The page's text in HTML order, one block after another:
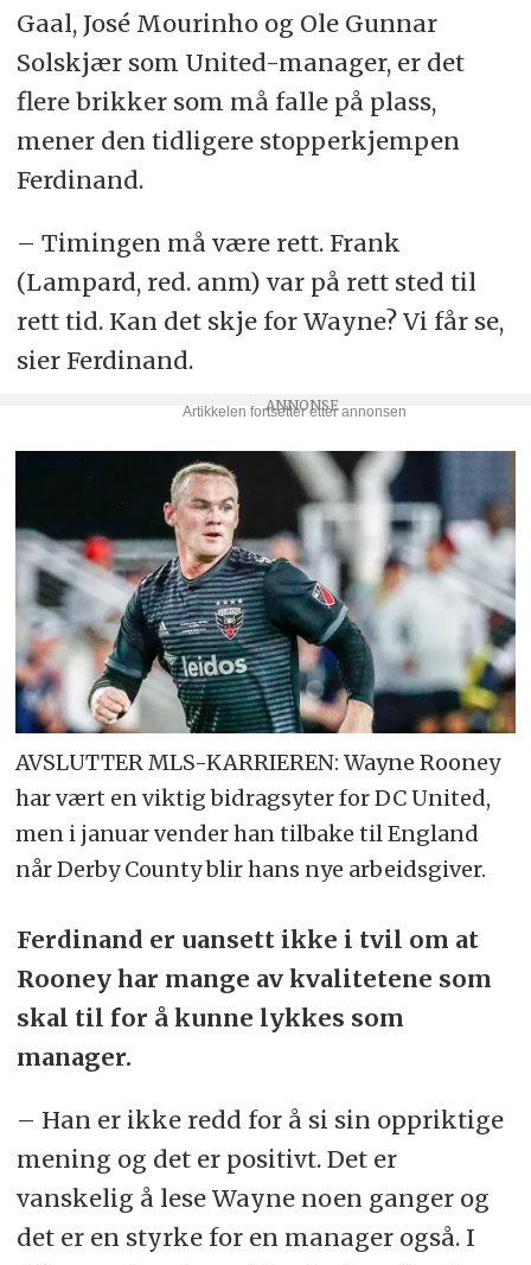
Gaal, José Mourinho og Ole Gunnar
Solskjær som United-manager, er det
flere brikker som må falle på plass,
mener den tidligere stopperkjempen
Ferdinand.
– Timingen må være rett. Frank
(Lampard, red. anm) var på rett sted til
rett tid. Kan det skje for Wayne? Vi får se,
sier Ferdinand.
AVSLUTTER MLS-KARRIEREN: Wayne Rooney
har vært en viktig bidragsyter for DC United,
men i januar vender han tilbake til England
når Derby County blir hans nye arbeidsgiver.
Ferdinand er uansett ikke i tvil om at
Rooney har mange av kvalitetene som
skal til for å kunne lykkes som
manager.
– Han er ikke redd for å si sin oppriktige
mening og det er positivt. Det er
vanskelig å lese Wayne noen ganger og
det er en styrke for en manager også. I